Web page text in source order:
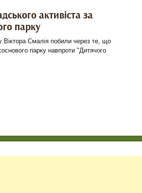
активіста за
парку
Віктора Смалія побили через те, що
парку навпроти "Дитячого